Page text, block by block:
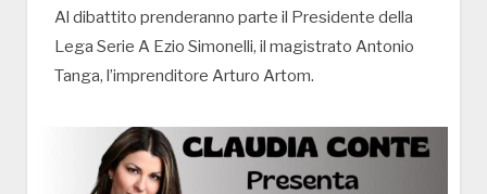
Al dibattito prenderanno parte il Presidente della
Lega Serie A Ezio Simonelli, il magistrato Antonio
Tanga, l’imprenditore Arturo Artom.